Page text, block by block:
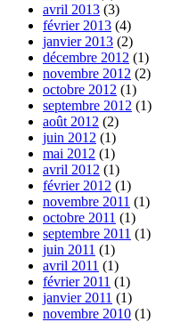
avril 2013 (3)
février 2013 (4)
janvier 2013 (2)
décembre 2012 (1)
novembre 2012 (2)
octobre 2012 (1)
septembre 2012 (1)
août 2012 (2)
juin 2012 (1)
mai 2012 (1)
avril 2012 (1)
février 2012 (1)
novembre 2011 (1)
octobre 2011 (1)
septembre 2011 (1)
juin 2011 (1)
avril 2011 (1)
février 2011 (1)
janvier 2011 (1)
novembre 2010 (1)